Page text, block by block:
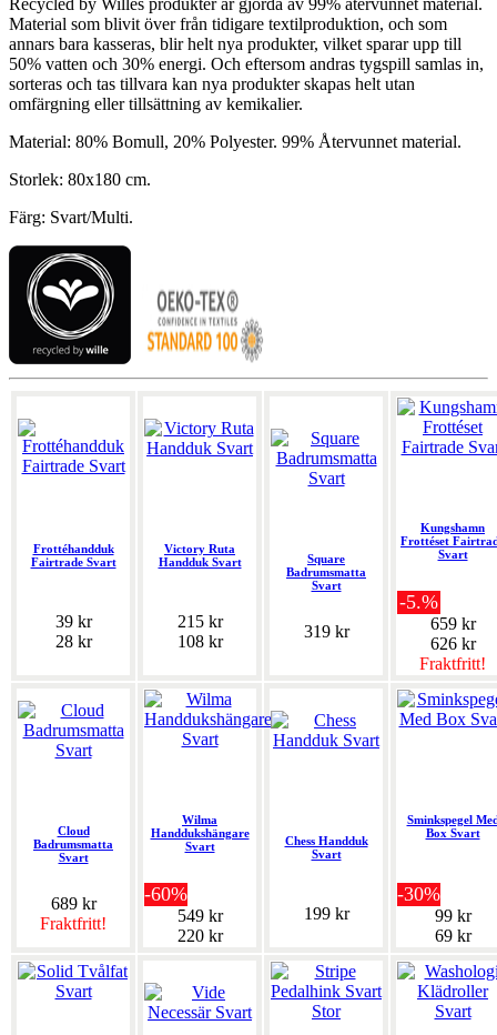
Recycled by Willes produkter är gjorda av 99% återvunnet material.
Material som blivit över från tidigare textilproduktion, och som
annars bara kasseras, blir helt nya produkter, vilket sparar upp till
50% vatten och 30% energi. Och eftersom andras tygspill samlas in,
sorteras och tas tillvara kan nya produkter skapas helt utan
omfärgning eller tillsättning av kemikalier.
Material: 80% Bomull, 20% Polyester. 99% Återvunnet material.
Storlek: 80x180 cm.
Färg: Svart/Multi.
Frottéhandduk
Fairtrade Svart
39 kr
28 kr
Victory Ruta
Handduk Svart
215 kr
108 kr
Square
Badrumsmatta
Svart
319 kr
Kungshamn
Frottéset
Svart
-5.%
659 kr
626 kr
Fraktfritt!
Cloud
Badrumsmatta
Svart
689 kr
Fraktfritt!
Wilma
Handdukshängare
Svart
-60%
549 kr
220 kr
Chess Handduk
Svart
199 kr
Sminkspegel
Box Svart
-30%
99 kr
69 kr